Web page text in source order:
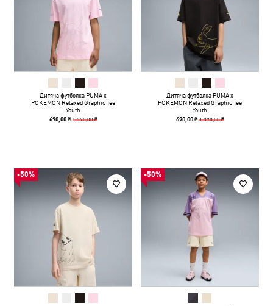
Дитяча футболка PUMA x
POKEMON Relaxed Graphic Tee
Youth
690,00 ₴ 1 390,00 ₴
Дитяча футболка PUMA x
POKEMON Relaxed Graphic Tee
Youth
690,00 ₴ 1 390,00 ₴
-50% -50%